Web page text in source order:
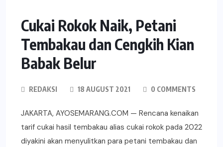
Cukai Rokok Naik, Petani
Tembakau dan Cengkih Kian
Babak Belur
REDAKSI 18 AUGUST 2021 0 COMMENTS
JAKARTA, AYOSEMARANG.COM — Rencana kenaikan
tarif cukai hasil tembakau alias cukai rokok pada 2022
diyakini akan menyulitkan para petani tembakau dan